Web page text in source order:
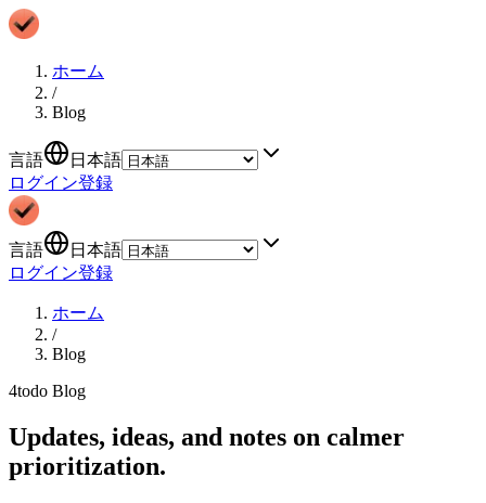
ホーム
/
Blog
言語
日本語
ログイン登録
言語
日本語
ログイン登録
ホーム
/
Blog
4todo Blog
Updates, ideas, and notes on calmer
prioritization.